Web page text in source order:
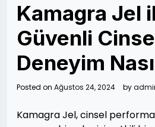
Kamagra Jel
Güvenli
Deneyim
Posted on Ağustos 24, 2024 by
Kamagra Jel, cinsel